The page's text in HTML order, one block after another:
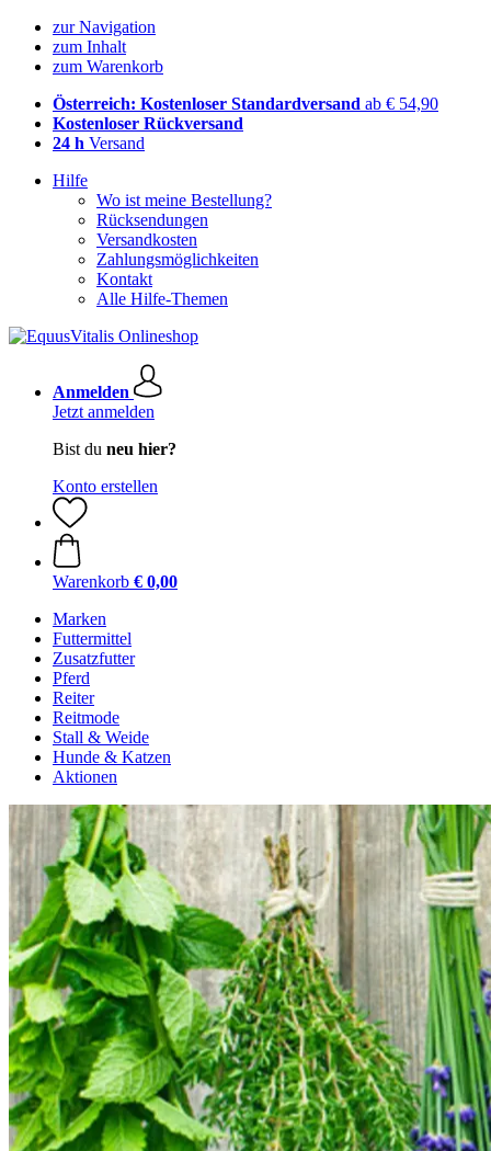
zur Navigation
zum Inhalt
zum Warenkorb
Österreich: Kostenloser Standardversand ab € 54,90
Kostenloser Rückversand
24 h Versand
Hilfe
Wo ist meine Bestellung?
Rücksendungen
Versandkosten
Zahlungsmöglichkeiten
Kontakt
Alle Hilfe-Themen
Anmelden
Jetzt anmelden
Bist du neu hier?
Konto erstellen
Warenkorb € 0,00
Marken
Futtermittel
Zusatzfutter
Pferd
Reiter
Reitmode
Stall & Weide
Hunde & Katzen
Aktionen